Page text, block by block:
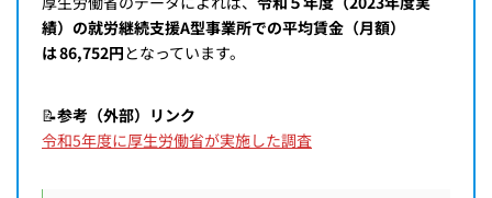
績）の就労継続支援A型事業所での平均賃金（月額）
は 86,752円となっています。
📝参考（外部）リンク
令和5年度に厚生労働省が実施した調査